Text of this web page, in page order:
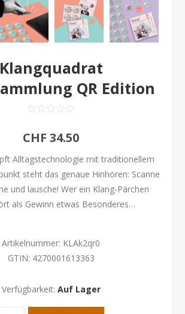
Klangquadrat
QR Edition
CHF 34.50
Alltagstechnologie mit traditionellem
steht das genaue Hinhören: Scanne
und lausche! Wer ein Klang-Pärchen
als Gewinn etwas Besonderes…
Artikelnummer: KLAk2qr0
GTIN: 4270001613363
Verfügbarkeit: Auf Lager